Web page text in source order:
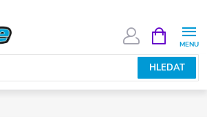
HLEDAT
NÁKUPNÍ
KOŠÍK